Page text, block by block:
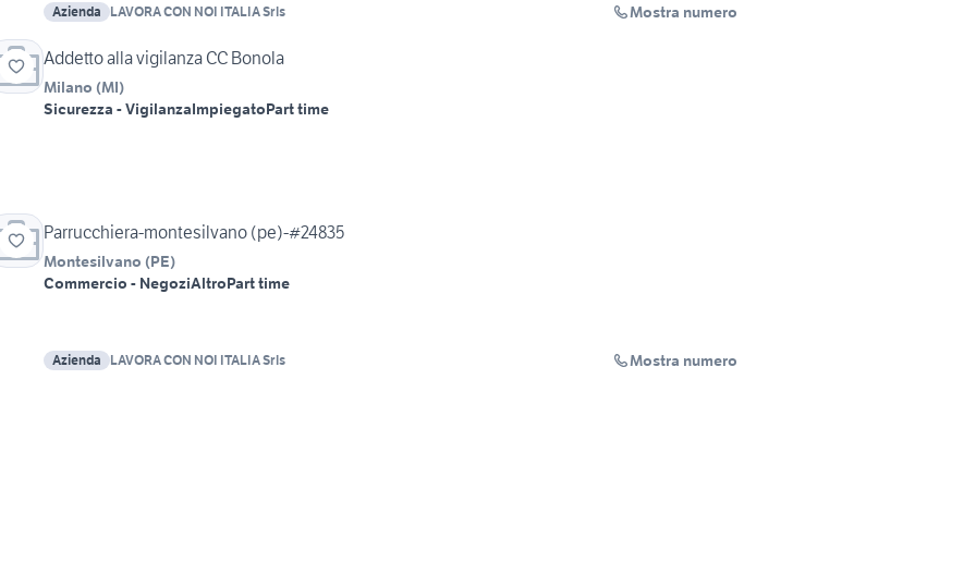
Azienda LAVORA CON NOI ITALIA Srls Mostra numero
Addetto alla vigilanza CC Bonola
Milano (MI)
Sicurezza - VigilanzaImpiegatoPart time
Parrucchiera-montesilvano (pe)-#24835
Montesilvano (PE)
Commercio - NegoziAltroPart time
Azienda LAVORA CON NOI ITALIA Srls Mostra numero